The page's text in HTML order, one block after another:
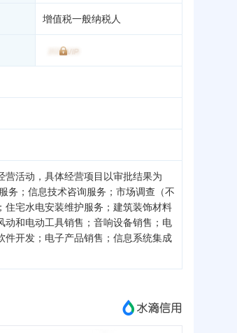
增值税一般纳税人
活动，具体经营项目以审批结果为
务；信息技术咨询服务；市场调查（不
宅水电安装维护服务；建筑装饰材料
和电动工具销售；音响设备销售；电
开发；电子产品销售；信息系统集成